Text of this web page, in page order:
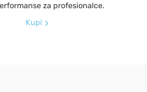
za profesionalce.
Kupi